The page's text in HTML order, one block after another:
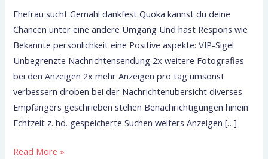
Ehefrau sucht Gemahl dankfest Quoka kannst du deine
Chancen unter eine andere Umgang Und hast Respons wie
Bekannte personlichkeit eine Positive aspekte: VIP-Sigel
Unbegrenzte Nachrichtensendung 2x weitere Fotografias
bei den Anzeigen 2x mehr Anzeigen pro tag umsonst
verbessern droben bei der Nachrichtenubersicht diverses
Empfangers geschrieben stehen Benachrichtigungen hinein
Echtzeit z. hd. gespeicherte Suchen weiters Anzeigen […]
Chancen
unter
eine
andere
Umgang
Read More »